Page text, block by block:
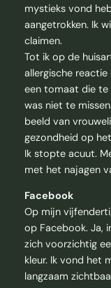
mystieks vond
aangetrokken. Ik
claimen.
Tot ik op de
allergische
een tomaat die te
was niet te
beeld van
gezondheid op
Ik stopte acuut.
met het najagen
Facebook
Op mijn
op Facebook. Ja,
zich voorzichtig
kleur. Ik vond het
langzaam